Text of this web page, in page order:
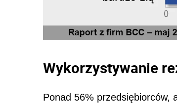
Wykorzystywanie
Ponad 56% przedsiębiorców,